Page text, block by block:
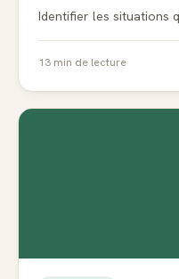
Identifier les situations
13 min de lecture